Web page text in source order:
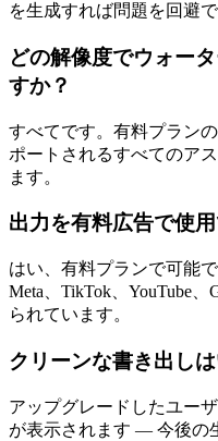
を生成すれば問題を回避で
どの解像度でウォー
すか？
すべてです。有料プラン
ポートされるすべてのア
ます。
出力を有料広告で使
はい、有料プランで可能
Meta、TikTok、YouTube
られています。
クリーンな書き出し
アップグレードしたユー
が表示されます — 今後の